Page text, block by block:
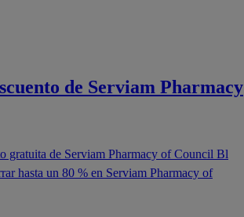
de Serviam Pharmacy
gratuita de Serviam Pharmacy of Council Bl
hasta un 80 % en Serviam Pharmacy of